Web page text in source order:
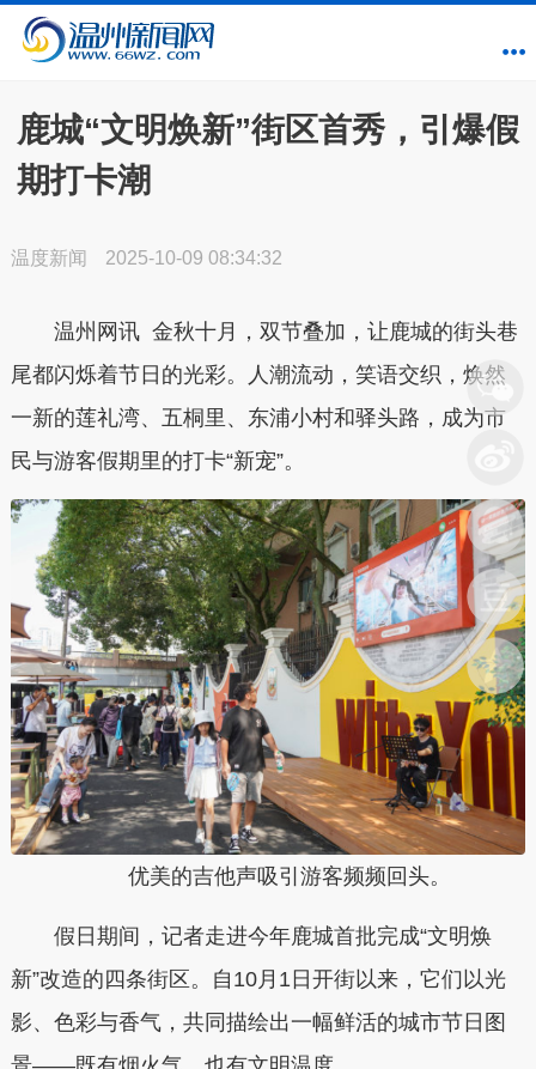
鹿城“文明焕新”街区首秀，引爆假
期打卡潮
温度新闻 2025-10-09 08:34:32
温州网讯 金秋十月，双节叠加，让鹿城的街头巷
尾都闪烁着节日的光彩。人潮流动，笑语交织，焕然
一新的莲礼湾、五桐里、东浦小村和驿头路，成为市
民与游客假期里的打卡“新宠”。
优美的吉他声吸引游客频频回头。
假日期间，记者走进今年鹿城首批完成“文明焕
新”改造的四条街区。自10月1日开街以来，它们以光
影、色彩与香气，共同描绘出一幅鲜活的城市节日图